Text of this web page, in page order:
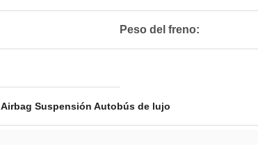
Peso del freno:
Airbag Suspensión Autobús de lujo